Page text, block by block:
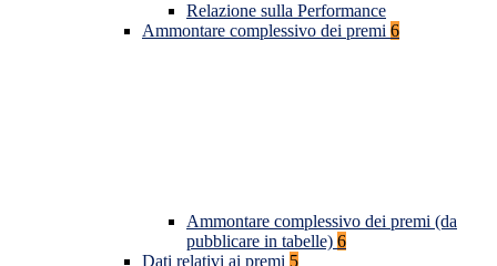
Relazione sulla Performance
Ammontare complessivo dei premi 6
Ammontare complessivo dei premi (da
pubblicare in tabelle) 6
Dati relativi ai premi 5